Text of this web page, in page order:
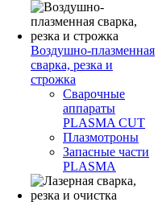
Воздушно-плазменная
сварка, резка и
строжка
Сварочные
аппараты
PLASMA CUT
Плазмотроны
Запасные части
PLASMA